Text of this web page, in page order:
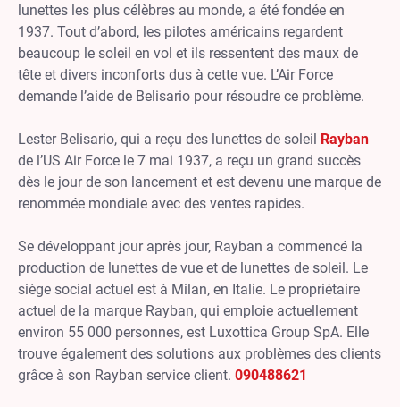
lunettes les plus célèbres au monde, a été fondée en
1937. Tout d’abord, les pilotes américains regardent
beaucoup le soleil en vol et ils ressentent des maux de
tête et divers inconforts dus à cette vue. L’Air Force
demande l’aide de Belisario pour résoudre ce problème.
Lester Belisario, qui a reçu des lunettes de soleil Rayban
de l’US Air Force le 7 mai 1937, a reçu un grand succès
dès le jour de son lancement et est devenu une marque de
renommée mondiale avec des ventes rapides.
Se développant jour après jour, Rayban a commencé la
production de lunettes de vue et de lunettes de soleil. Le
siège social actuel est à Milan, en Italie. Le propriétaire
actuel de la marque Rayban, qui emploie actuellement
environ 55 000 personnes, est Luxottica Group SpA. Elle
trouve également des solutions aux problèmes des clients
grâce à son Rayban service client. 090488621